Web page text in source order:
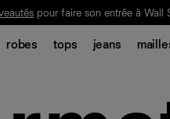
ici. Lisez-le
pour faire son entrée à Wall
robes tops jeans